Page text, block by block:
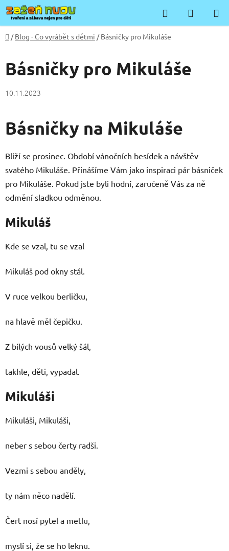
Přejít
na
obsah
Hledat
KOŠÍK
Domů
/ Blog - Co vyrábět s dětmi / Básničky pro Mikuláše
Básničky pro Mikuláše
10.11.2023
Básničky na Mikuláše
Blíží se prosinec. Období vánočních besídek a návštěv
svatého Mikuláše. Přinášíme Vám jako inspiraci pár básniček
pro Mikuláše. Pokud jste byli hodní, zaručeně Vás za ně
odmění sladkou odměnou.
Mikuláš
Kde se vzal, tu se vzal
Mikuláš pod okny stál.
V ruce velkou berličku,
na hlavě měl čepičku.
Z bílých vousů velký šál,
takhle, děti, vypadal.
Mikuláši
Mikuláši, Mikuláši,
neber s sebou čerty radši.
Vezmi s sebou anděly,
ty nám něco nadělí.
Čert nosí pytel a metlu,
myslí si, že se ho leknu.